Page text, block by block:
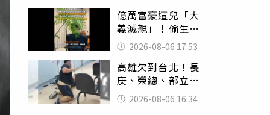
億萬富豪遭兒「大
義滅親」！偷生子
怕曝光 竟盜鄰居
身份辦假證落戶
2026-08-06 17:53
高雄欠到台北！長
庚、榮總、部立醫
院都受害 「醫療
暴力男」離譜紀錄
2026-08-06 16:34